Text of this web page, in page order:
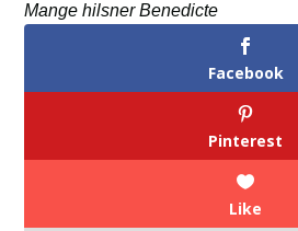
Mange hilsner Benedicte
Facebook
Pinterest
Like